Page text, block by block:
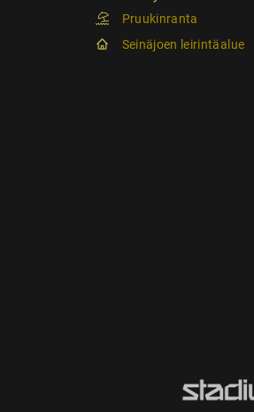
Pruukinranta
Seinäjoen leirintäalue